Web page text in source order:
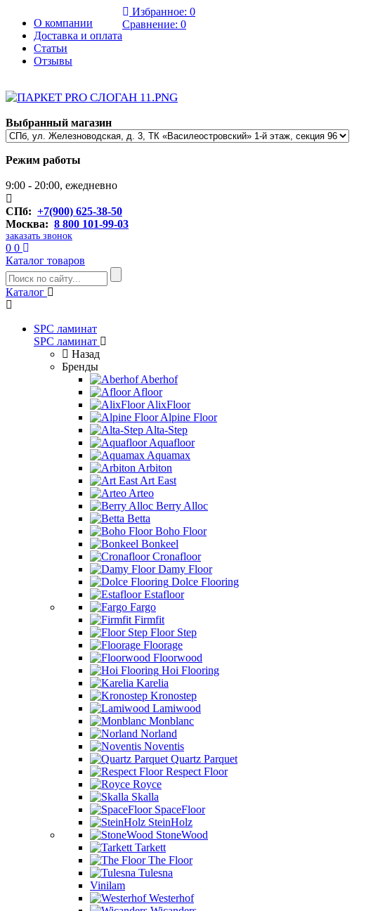
О компании
Доставка и оплата
Статьи
Отзывы
Избранное: 0
Сравнение: 0
Выбранный магазин
Режим работы
9:00 - 20:00, ежедневно
СПб: +7(900) 625-38-50
Москва: 8 800 101-99-03
заказать звонок
0 0
Каталог товаров
Каталог
SPC ламинат
SPC ламинат
Назад
Бренды
Aberhof
Afloor
AlixFloor
Alpine Floor
Alta-Step
Aquafloor
Aquamax
Arbiton
Art East
Arteo
Berry Alloc
Betta
Boho Floor
Bonkeel
Cronafloor
Damy Floor
Dolce Flooring
Estafloor
Fargo
Firmfit
Floor Step
Floorage
Floorwood
Hoi Flooring
Karelia
Kronostep
Lamiwood
Monblanc
Norland
Noventis
Quartz Parquet
Respect Floor
Royce
Skalla
SpaceFloor
SteinHolz
StoneWood
Tarkett
The Floor
Tulesna
Vinilam
Westerhof